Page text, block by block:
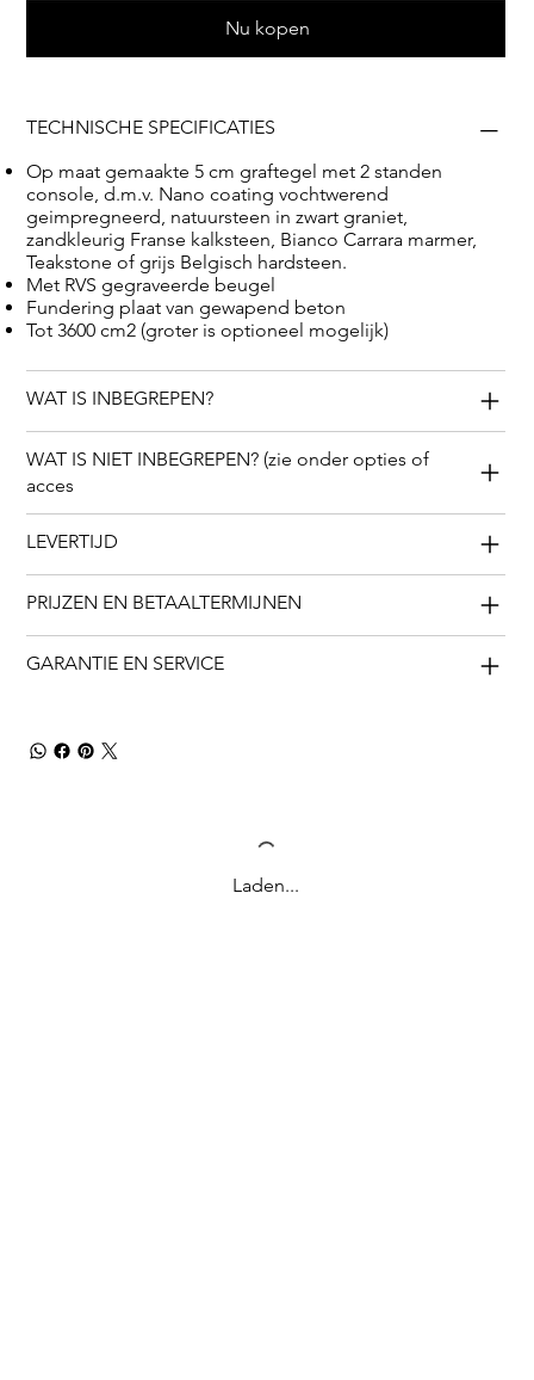
Bianco Carrara, Frans Kalksteen, Belgisch hardsteen en
Teakstone.
Nu kopen
TECHNISCHE SPECIFICATIES
Op maat gemaakte 5 cm graftegel met 2 standen
console, d.m.v. Nano coating vochtwerend
geimpregneerd, natuursteen in zwart graniet,
zandkleurig Franse kalksteen, Bianco Carrara marmer,
Teakstone of grijs Belgisch hardsteen.
Met RVS gegraveerde beugel
Fundering plaat van gewapend beton
Tot 3600 cm2 (groter is optioneel mogelijk)
WAT IS INBEGREPEN?
WAT IS NIET INBEGREPEN? (zie onder opties of
acces
LEVERTIJD
PRIJZEN EN BETAALTERMIJNEN
GARANTIE EN SERVICE
Laden...